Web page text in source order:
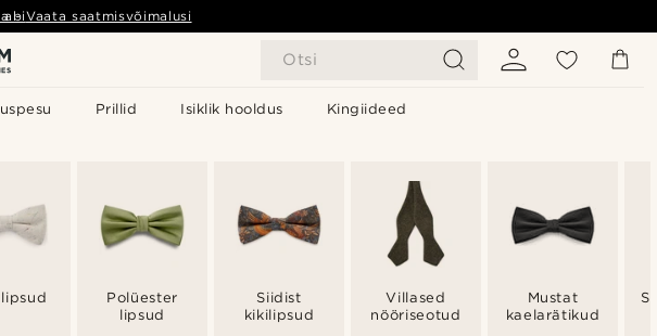
Otsi
Prillid Isiklik hooldus Kingiideed
- Vaata saatmisvõimalusi
Polüester
lipsud
Siidist
kikilipsud
Villased
nööriseotud
Mustat
kaelarätikud